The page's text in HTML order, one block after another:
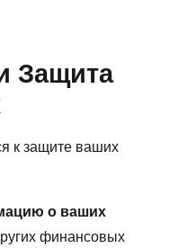
Защита
к защите ваших
о ваших
финансовых